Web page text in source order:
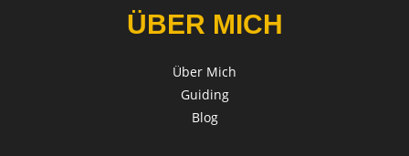
ÜBER MICH
Über Mich
Guiding
Blog